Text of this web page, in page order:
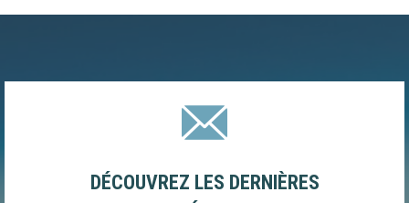
DÉCOUVREZ LES DERNIÈRES